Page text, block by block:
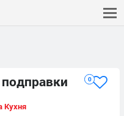
0
Кухня